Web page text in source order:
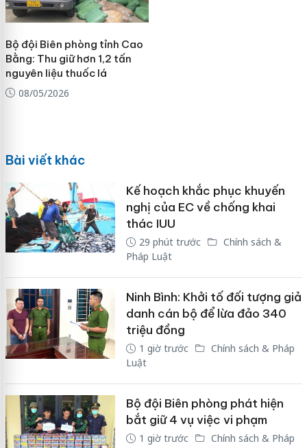
Bộ đội Biên phòng tỉnh Cao
Bằng: Thu giữ hơn 1,2 tấn
nguyên liệu thuốc lá
08/05/2026
Bài viết khác
Kế hoạch khắc phục khuyến
nghị của EC về chống khai
thác IUU
29 phút trước
Chính sách &
Pháp Luật
Ninh Bình: Khởi tố đối tượng giả
danh cán bộ để lừa đảo 340
triệu đồng
1 giờ trước
Chính sách & Pháp
Luật
Bộ đội Biên phòng phát hiện
bắt giữ 4 vụ việc vi phạm
1 giờ trước
Chính sách & Pháp